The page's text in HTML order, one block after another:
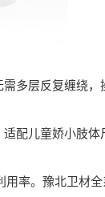
多层反复缠绕，
配儿童娇小肢体
。豫北卫材全